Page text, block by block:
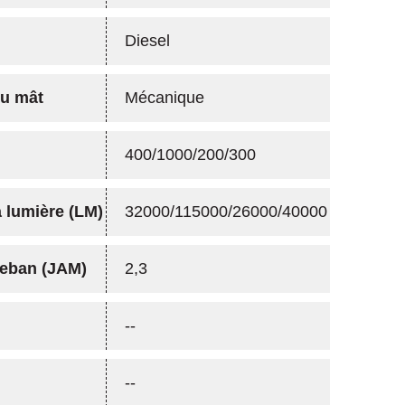
Diesel
mât Mécanique
400/1000/200/300
lumière (LM) 32000/115000/26000/40000
(JAM) 2,3
--
--